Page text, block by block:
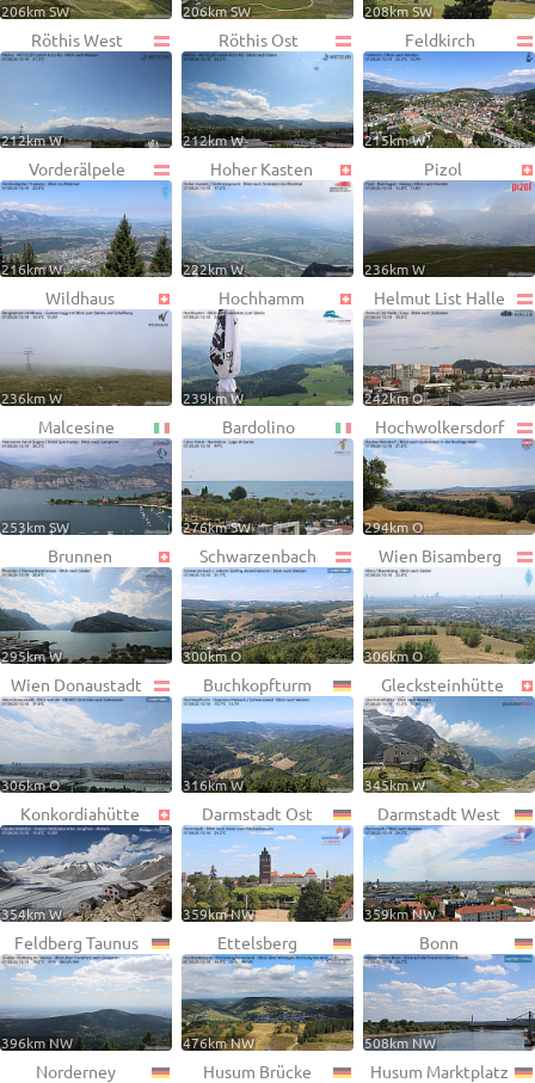
206km SW 206km SW 208km SW
Röthis West
212km W
Röthis Ost
212km W
Feldkirch
215km W
Vorderälpele
216km W
Hoher Kasten
222km W
Pizol
236km W
Wildhaus
236km W
Hochhamm
239km W
Helmut List Halle
242km O
Malcesine
253km SW
Bardolino
276km SW
Hochwolkersdorf
294km O
Brunnen
295km W
Schwarzenbach
300km O
Wien Bisamberg
306km O
Wien Donaustadt
306km O
Buchkopfturm
316km W
Glecksteinhütte
345km W
Konkordiahütte
354km W
Darmstadt Ost
359km NW
Darmstadt West
359km NW
Feldberg Taunus
396km NW
Ettelsberg
476km NW
Bonn
508km NW
Norderney Husum Brücke Husum Marktplatz